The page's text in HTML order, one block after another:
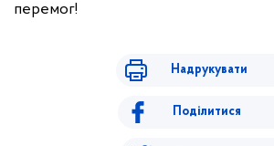
перемог!
Надрукувати
Поділитися